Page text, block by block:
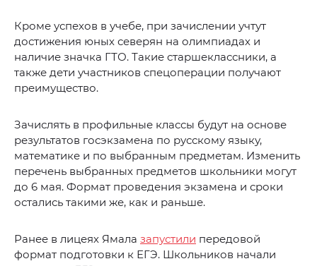
Кроме успехов в учебе, при зачислении учтут
достижения юных северян на олимпиадах и
наличие значка ГТО. Такие старшеклассники, а
также дети участников спецоперации получают
преимущество.
Зачислять в профильные классы будут на основе
результатов госэкзамена по русскому языку,
математике и по выбранным предметам. Изменить
перечень выбранных предметов школьники могут
до 6 мая. Формат проведения экзамена и сроки
остались такими же, как и раньше.
Ранее в лицеях Ямала запустили передовой
формат подготовки к ЕГЭ. Школьников начали